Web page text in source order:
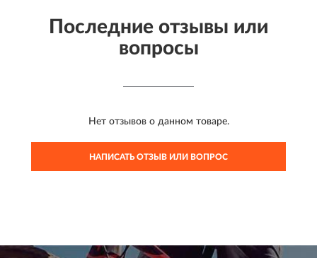
Последние отзывы или
вопросы
Нет отзывов о данном товаре.
НАПИСАТЬ ОТЗЫВ ИЛИ ВОПРОС